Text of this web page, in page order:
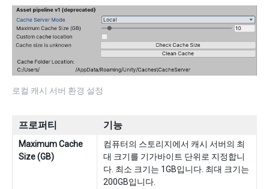
로컬 캐시 서버 환경 설정
프로퍼티 기능
Maximum Cache
Size (GB)
컴퓨터의 스토리지에서 캐시 서버의 최
대 크기를 기가바이트 단위로 지정합니
다. 최소 크기는 1GB입니다. 최대 크기는
200GB입니다.